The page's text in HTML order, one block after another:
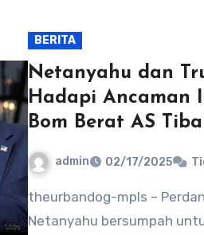
BERITA
Netanyahu dan
Hadapi Ancaman
Bom Berat AS
admin 02/17/2025
theurbandog-mpls – Perdana Menteri Israel Benjamin
Netanyahu bersumpah